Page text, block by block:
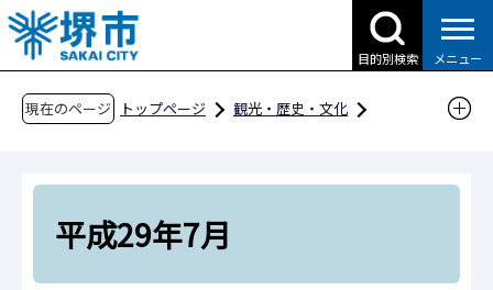
こ
の
ペ
目的別検索 メニュー
現在のページ トップページ
観光・歴史・文化
フェニーチェ堺（堺市民芸術文化ホール）
建設記録
平成29年7月
平成29年7月